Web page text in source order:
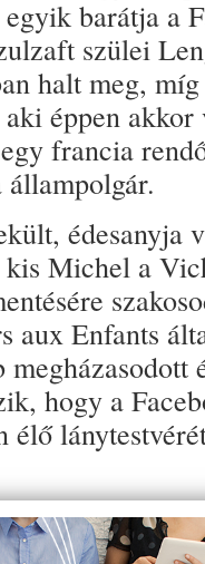
barátja a
szülei
halt meg,
éppen
francia
édesanyja
Michel a
aux Enfants
hogy a
élő